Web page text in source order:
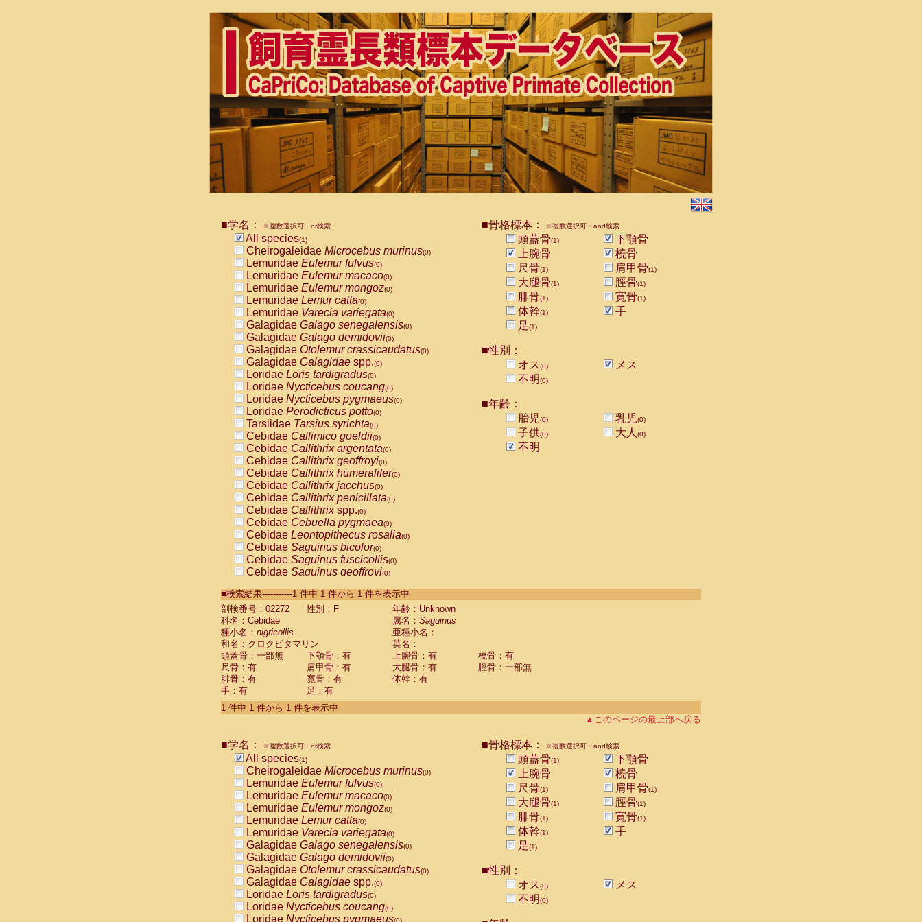
■学名： ※複数選択可・or検索
All species(1)
Cheirogaleidae Microcebus murinus(0)
Lemuridae Eulemur fulvus(0)
Lemuridae Eulemur macaco(0)
Lemuridae Eulemur mongoz(0)
Lemuridae Lemur catta(0)
Lemuridae Varecia variegata(0)
Galagidae Galago senegalensis(0)
Galagidae Galago demidovii(0)
Galagidae Otolemur crassicaudatus(0)
Galagidae Galagidae spp.(0)
Loridae Loris tardigradus(0)
Loridae Nycticebus coucang(0)
Loridae Nycticebus pygmaeus(0)
Loridae Perodicticus potto(0)
Tarsiidae Tarsius syrichta(0)
Cebidae Callimico goeldii(0)
Cebidae Callithrix argentata(0)
Cebidae Callithrix geoffroyi(0)
Cebidae Callithrix humeralifer(0)
Cebidae Callithrix jacchus(0)
Cebidae Callithrix penicillata(0)
Cebidae Callithrixspp.(0)
Cebidae Cebuella pygmaea(0)
Cebidae Leontopithecus rosalia(0)
Cebidae Saguinus bicolor(0)
Cebidae Saguinus fuscicollis(0)
Cebidae Saguinus geoffroyi(0)
CebidaeSaguinus labiatus(0)
Cebidae Saguinus leucopus (0)
Cebidae
CebidaeSaguinus mystax
CebidaeSaguinus nigricollis (1)
Cebidae Saguinus oedipus
Cebidae Saguinus weddelli
Cebidae Saguinusspp.
Cebidae Aotus trivirgatus
Cebidae Cebus albifrons
CebidaeCebus nigrivittatus
CebidaeCebus
CebidaeSaimiri boliviensis(0)
CebidaeSaimiri sciureus(0)
AtelidaeAlouatta caraya(0)
AtelidaeAlouatta fusca(0)
AtelidaeAlouatta seniculus
AtelidaeAlouattaspp.(0)
AtelidaeAteles belzebuth(0)
AtelidaeAteles geoffroyi(0)
AtelidaeAteles paniscus(0)
AtelidaeAtelesspp.(0)
Atelidae Lagothrix lagothricha
AtelidaeLagothrix lagothricha cana
PitheciidaeCacajao calvus rubicundus
■骨格標本： ※複数選択可・and検索
頭蓋骨(1)
下顎骨
上腕骨
橈骨
尺骨(1) 肩甲骨(1)
大腿骨(1) 脛骨(1)
腓骨(1) 寛骨(1)
体幹(1)
手
足(1)
■性別：
オス(0)
メス
不明(0)
■年齢：
胎児(0) 乳児(0)
子供(0) 大人 (0)
不明
■検索結果-----------1 件中 1 件から 1 件を表示中
剖検番号：02272
性別：F
年齢：Unknown
科名：Cebidae
属名： Saguinus
種小名： nigricollis
亜種小名：
和名：クロクビタマリン
英名：
頭蓋骨：一部無
下顎骨：有 上腕骨：有
橈骨：有
尺骨：有
肩甲骨：有 大腿骨：有
脛骨：一部無
腓骨：有
寛骨：有
体幹：有
手：有
足：有
1 件中 1 件から 1 件を表示中
▲このページの最上部へ戻る
■学名： ※複数選択可・or検索
All species(1)
Cheirogaleidae Microcebus murinus(0)
Lemuridae Eulemur fulvus(0)
Lemuridae Eulemur macaco(0)
Lemuridae Eulemur mongoz(0)
Lemuridae Lemur catta(0)
Lemuridae Varecia variegata(0)
Galagidae Galago senegalensis(0)
Galagidae Galago demidovii(0)
Galagidae Otolemur crassicaudatus(0)
Galagidae Galagidae spp.(0)
Loridae Loris tardigradus(0)
Loridae Nycticebus coucang(0)
Loridae Nycticebus pygmaeus(0)
■骨格標本： ※複数選択可・and検索
頭蓋骨(1)
下顎骨
上腕骨
橈骨
尺骨(1) 肩甲骨(1)
大腿骨(1) 脛骨(1)
腓骨(1) 寛骨(1)
体幹(1)
手
足(1)
■性別：
オス(0)
メス
不明(0)